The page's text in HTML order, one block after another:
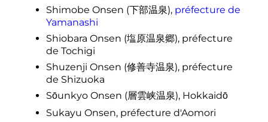
Shimobe Onsen (下部温泉), préfecture de
Yamanashi
Shiobara Onsen (塩原温泉郷), préfecture
de Tochigi
Shuzenji Onsen (修善寺温泉), préfecture
de Shizuoka
Sōunkyo Onsen (層雲峡温泉), Hokkaidō
Sukayu Onsen, préfecture d'Aomori